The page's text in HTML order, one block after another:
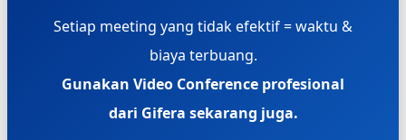
Setiap meeting yang tidak efektif = waktu &
biaya terbuang.
Gunakan Video Conference profesional
dari Gifera sekarang juga.